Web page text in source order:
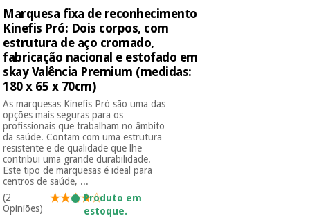
Marquesa fixa de reconhecimento
Kinefis Pró: Dois corpos, com
estrutura de aço cromado,
fabricação nacional e estofado em
skay Valência Premium (medidas:
180 x 65 x 70cm)
As marquesas Kinefis Pró são uma das
opções mais seguras para os
profissionais que trabalham no âmbito
da saúde. Contam com uma estrutura
resistente e de qualidade que lhe
contribui uma grande durabilidade.
Este tipo de marquesas é ideal para
centros de saúde, ...
(2
Opiniões)
Produto em
estoque.